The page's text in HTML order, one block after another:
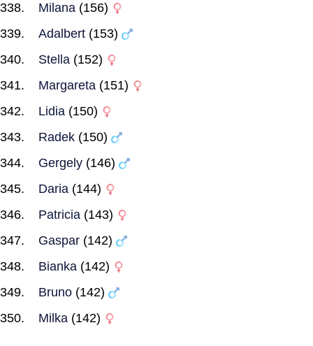
Milana (156)
Adalbert (153)
Stella (152)
Margareta (151)
Lidia (150)
Radek (150)
Gergely (146)
Daria (144)
Patricia (143)
Gaspar (142)
Bianka (142)
Bruno (142)
Milka (142)